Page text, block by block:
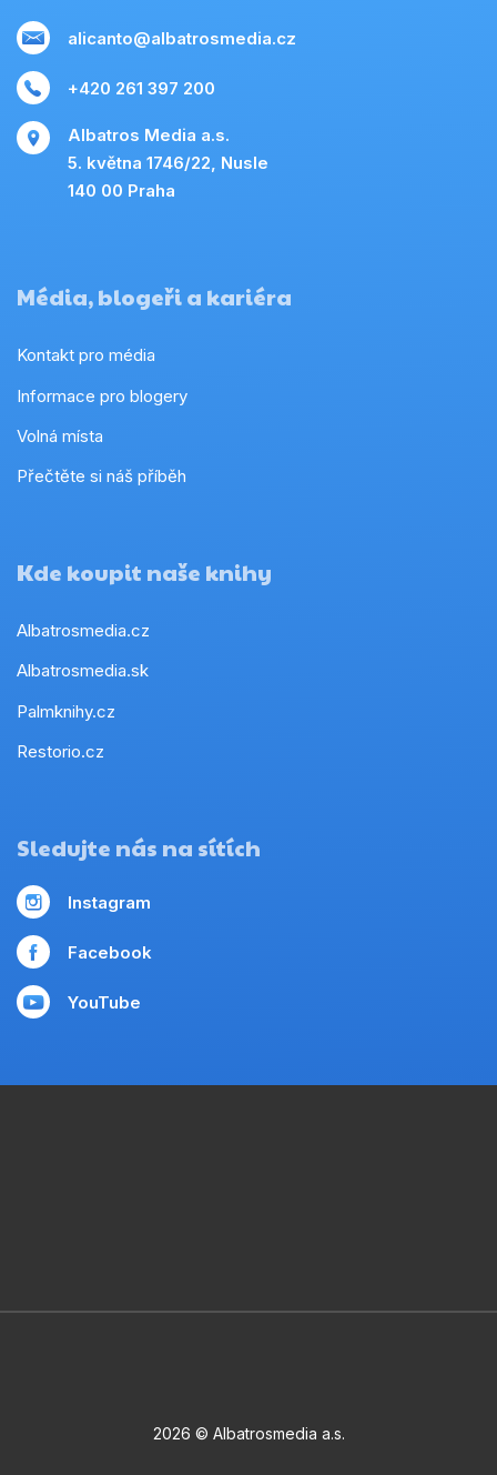
alicanto@albatrosmedia.cz
+420 261 397 200
Albatros Media a.s.
5. května 1746/22, Nusle
140 00 Praha
Média, blogeři a kariéra
Kontakt pro média
Informace pro blogery
Volná místa
Přečtěte si náš příběh
Kde koupit naše knihy
Albatrosmedia.cz
Albatrosmedia.sk
Palmknihy.cz
Restorio.cz
Sledujte nás na sítích
Instagram
Facebook
YouTube
2026 © Albatrosmedia a.s.